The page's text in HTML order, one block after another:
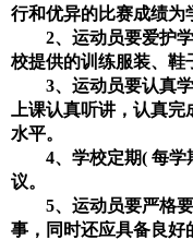
行和优异的比赛成绩为
2、运动员要爱护
校提供的训练服装、鞋
3、运动员要认真
上课认真听讲，认真
水平。
4、学校定期( 每学
议。
5、运动员要严格
事，同时还应具备良好